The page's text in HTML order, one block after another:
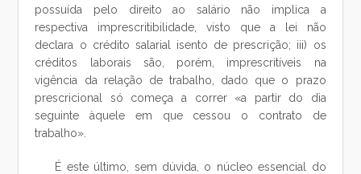
possuída pelo direito ao salário não implica a
respectiva imprescritibilidade, visto que a lei não
declara o crédito salarial isento de prescrição; iii) os
créditos laborais são, porém, imprescritíveis na
vigência da relação de trabalho, dado que o prazo
prescricional só começa a correr «a partir do dia
seguinte àquele em que cessou o contrato de
trabalho».
É este último, sem dúvida, o núcleo essencial do